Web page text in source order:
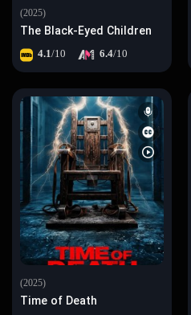
(2025)
The Black-Eyed Children
4.1/10 6.4/10
(2025)
Time of Death